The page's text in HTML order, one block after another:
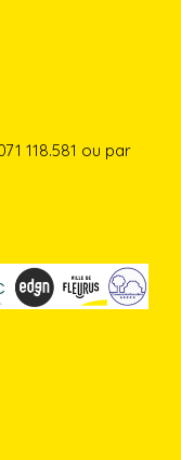
118.581 ou par